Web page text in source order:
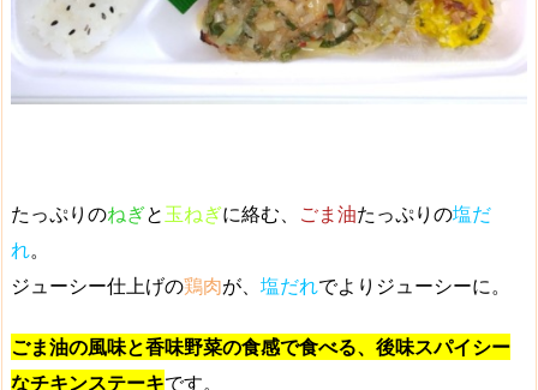
たっぷりのねぎと玉ねぎに絡む、 ごま油たっぷりの塩だ
れ。
ジューシー仕上げの鶏肉が、 塩だれでよりジューシーに。
ごま油の風味と香味野菜の食感で食べる、後味スパイシー
なチキンステーキです。